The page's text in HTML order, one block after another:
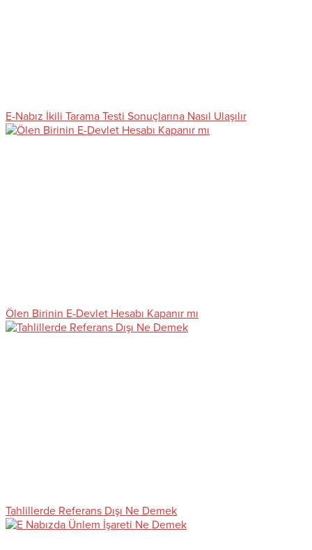
E-Nabız İkili Tarama Testi Sonuçlarına Nasıl Ulaşılır
Ölen Birinin E-Devlet Hesabı Kapanır mı
Tahlillerde Referans Dışı Ne Demek